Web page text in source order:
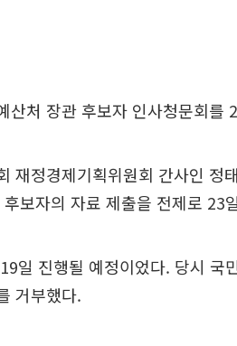
산처 장관 후보자 인사청문회를
재정경제기획위원회 간사인 정
보자의 자료 제출을 전제로 23
일 진행될 예정이었다. 당시 국
거부했다.